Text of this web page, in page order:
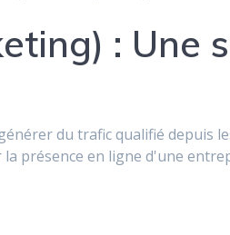
: Une
du trafic qualifié depuis
présence en ligne d'une